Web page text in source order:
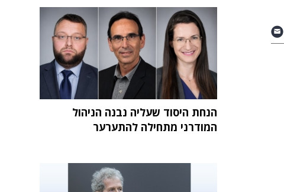
הנחת היסוד שעליה נבנה הניהול
המודרני מתחילה להתערער